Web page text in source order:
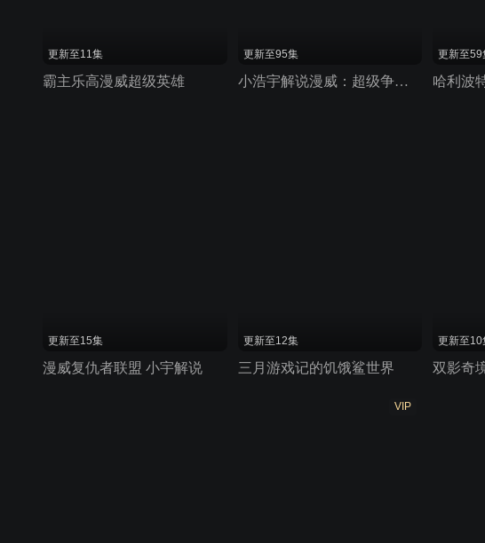
更新至11集
霸主乐高漫威超级英雄
更新至95集
小浩宇解说漫威：超级争霸战 第一季
更新至59
哈利波
更新至15集
漫威复仇者联盟 小宇解说
更新至12集
三月游戏记的饥饿鲨世界
更新至10
VIP